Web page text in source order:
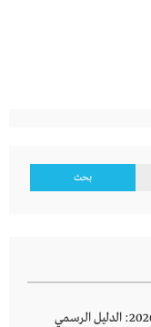
تحميل تطبيق Eashahtech اعاشتك للايفون 2026: الدليل الرسمي